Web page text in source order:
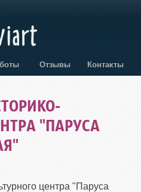
Отзывы Контакты
"ПАРУСА
центра "Паруса